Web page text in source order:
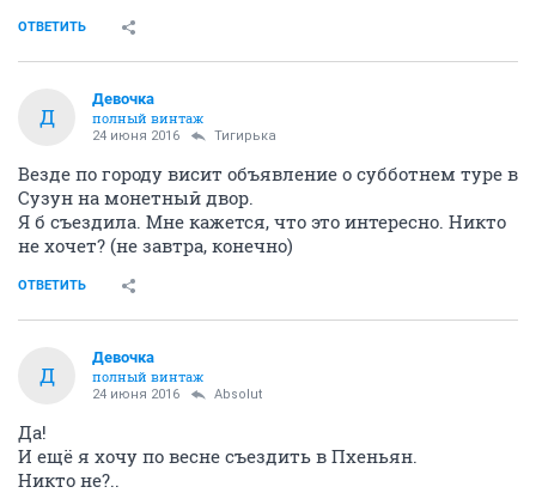
ОТВЕТИТЬ
Д
Девочка
полный винтаж
24 июня 2016 Тигирька
Везде по городу висит объявление о субботнем туре в
Сузун на монетный двор.
Я б съездила. Мне кажется, что это интересно. Никто
не хочет? (не завтра, конечно)
ОТВЕТИТЬ
Д
Девочка
полный винтаж
24 июня 2016 Absolut
Да!
И ещё я хочу по весне съездить в Пхеньян.
Никто не?..